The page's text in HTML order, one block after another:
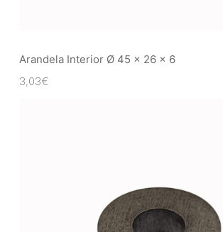
Arandela Interior Ø 45 x 26 x 6
3,03€